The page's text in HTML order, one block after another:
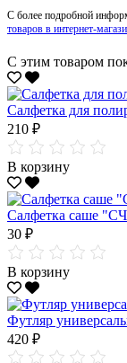
С более подробной
товаров в интернет-
С этим товаром
Салфетка для
210 ₽
В корзину
Салфетка саше
30 ₽
В корзину
Футляр
420 ₽